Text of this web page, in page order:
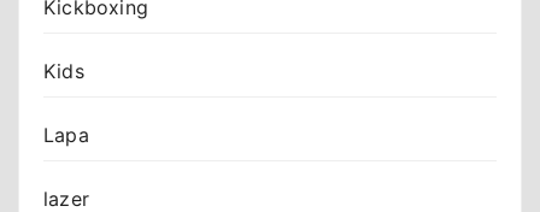
Kickboxing
Kids
Lapa
lazer